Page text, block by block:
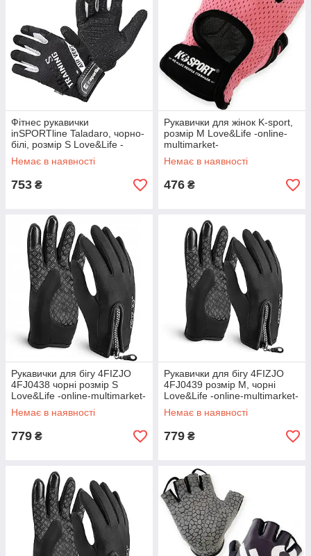
Фітнес рукавички
inSPORTline Taladaro, чорно-
білі, розмір S Love&Life -
online-multimarket-
Немає в наявності
753 ₴
Рукавички для жінок K-sport,
розмір M Love&Life -online-
multimarket-
Немає в наявності
476 ₴
Рукавички для бігу 4FIZJO
4FJ0438 чорні розмір S
Love&Life -online-multimarket-
Немає в наявності
779 ₴
Рукавички для бігу 4FIZJO
4FJ0439 розмір M, чорні
Love&Life -online-multimarket-
Немає в наявності
779 ₴